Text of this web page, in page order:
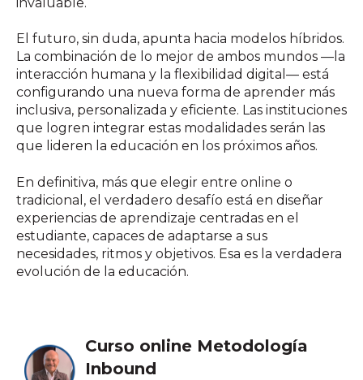
El futuro, sin duda, apunta hacia modelos híbridos.
La combinación de lo mejor de ambos mundos —la
interacción humana y la flexibilidad digital— está
configurando una nueva forma de aprender más
inclusiva, personalizada y eficiente. Las instituciones
que logren integrar estas modalidades serán las
que lideren la educación en los próximos años.
En definitiva, más que elegir entre online o
tradicional, el verdadero desafío está en diseñar
experiencias de aprendizaje centradas en el
estudiante, capaces de adaptarse a sus
necesidades, ritmos y objetivos. Esa es la verdadera
evolución de la educación.
Curso online Metodología
Inbound